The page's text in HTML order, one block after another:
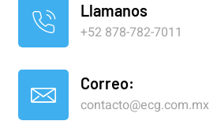
Llamanos
+52 878-782-7011
Correo:
contacto@ecg.com.mx